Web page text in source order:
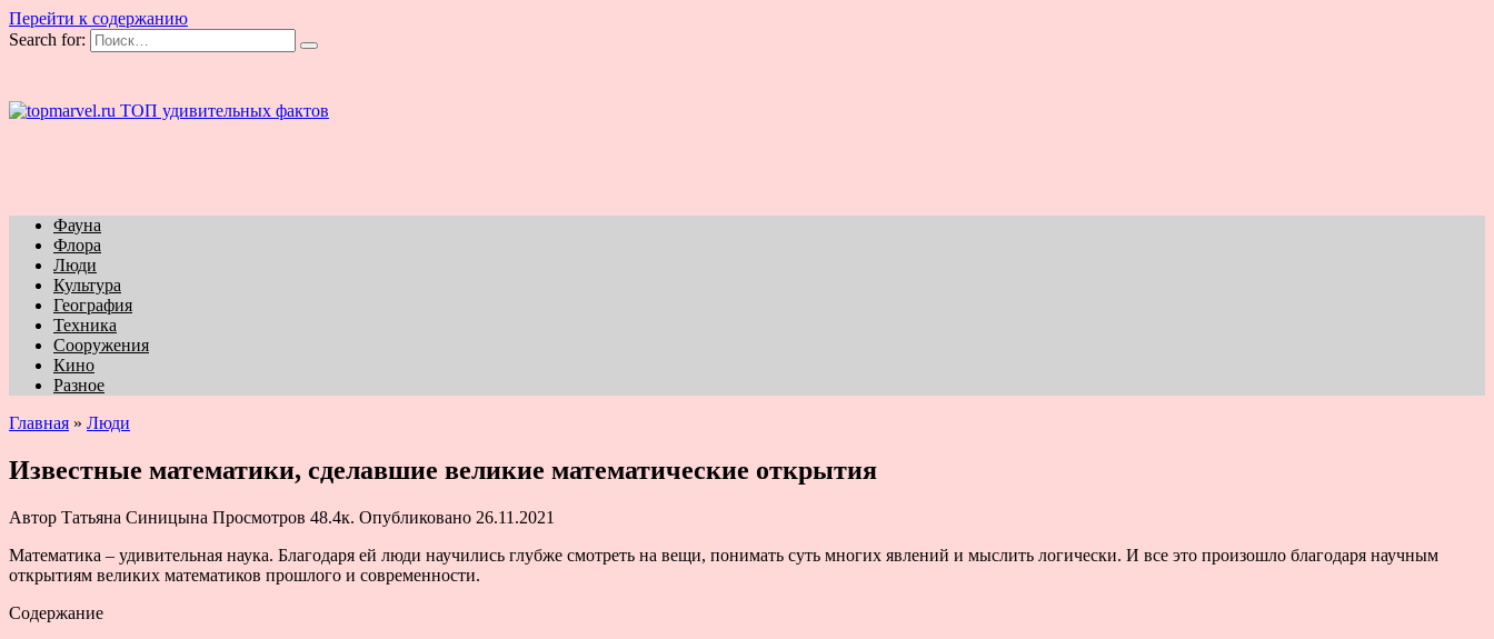
Перейти к содержанию
Search for:
Фауна
Флора
Люди
Культура
География
Техника
Сооружения
Кино
Разное
Главная » Люди
Известные математики, сделавшие великие математические открытия
Автор Татьяна Синицына Просмотров 48.4к. Опубликовано 26.11.2021
Математика – удивительная наука. Благодаря ей люди научились глубже смотреть на вещи, понимать суть многих явлений и мыслить логически. И все это произошло благодаря научным
открытиям великих математиков прошлого и современности.
Содержание